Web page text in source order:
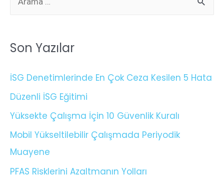
Son Yazılar
İSG Denetimlerinde En Çok Ceza Kesilen 5 Hata
Düzenli İSG Eğitimi
Yüksekte Çalışma İçin 10 Güvenlik Kuralı
Mobil Yükseltilebilir Çalışmada Periyodik
Muayene
PFAS Risklerini Azaltmanın Yolları